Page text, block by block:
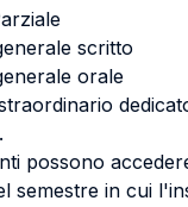
scritto
orale
possono
semestre in cui